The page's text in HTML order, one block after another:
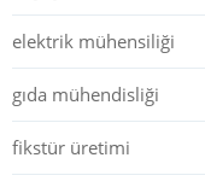
elektrik mühensiliği
gıda mühendisliği
fikstür üretimi